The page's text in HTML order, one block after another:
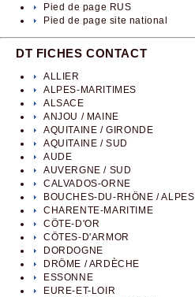
Pied de page RUS
Pied de page site national
DT FICHES CONTACT
ALLIER
ALPES-MARITIMES
ALSACE
ANJOU / MAINE
AQUITAINE / GIRONDE
AQUITAINE / SUD
AUDE
AUVERGNE / SUD
CALVADOS-ORNE
BOUCHES-DU-RHÖNE / ALPES
CHARENTE-MARITIME
CÖTE-D'OR
CÖTES-D'ARMOR
DORDOGNE
DRÖME / ARDÈCHE
ESSONNE
EURE-ET-LOIR